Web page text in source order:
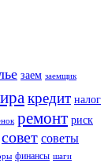
заем заемщик
кредит налог
ремонт риск
совет советы
финансы шаги